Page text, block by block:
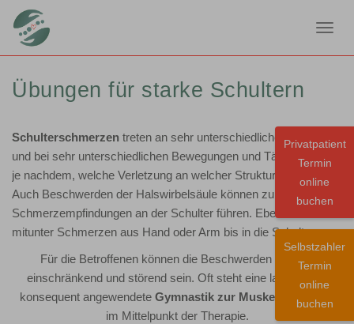
Übungen für starke Schultern
Schulterschmerzen treten an sehr unterschiedlichen Stellen
und bei sehr unterschiedlichen Bewegungen und Tätigkeiten auf,
je nachdem, welche Verletzung an welcher Struktur vorliegt.
Auch Beschwerden der Halswirbelsäule können zu
Schmerzempfindungen an der Schulter führen. Ebenso strahlen
mitunter Schmerzen aus Hand oder Arm bis in die Schulter aus.
Für die Betroffenen können die Beschwerden äußerst
einschränkend und störend sein. Oft steht eine langfristige,
konsequent angewendete Gymnastik zur Muskelkräftigung
im Mittelpunkt der Therapie.
Privatpatient
Termin
online
buchen
Selbstzahler
Termin
online
buchen